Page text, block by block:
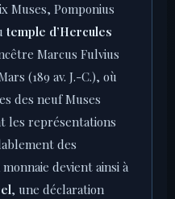
Muses, Pomponius
temple d’Hercules
Marcus Fulvius
(189 av. J.-C.), où
des neuf Muses
les représentations
des
devient ainsi à
, une déclaration